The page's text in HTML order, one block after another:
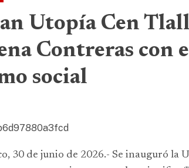
Utopía Cen
Contreras con
social
30 de junio de 2026.- Se inauguró la